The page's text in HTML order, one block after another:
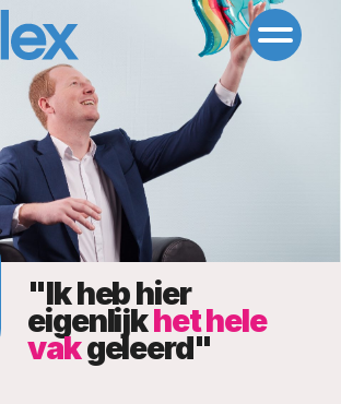
"Ik heb hier
eigenlijkhet hele
vakgeleerd"